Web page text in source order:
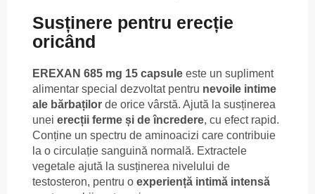
Susținere pentru erecție
oricând
EREXAN 685 mg 15 capsule este un supliment
alimentar special dezvoltat pentru nevoile intime
ale bărbaților de orice vârstă. Ajută la susținerea
unei erecții ferme și de încredere, cu efect rapid.
Conține un spectru de aminoacizi care contribuie
la o circulație sanguină normală. Extractele
vegetale ajută la susținerea nivelului de
testosteron, pentru o experiență intimă intensă